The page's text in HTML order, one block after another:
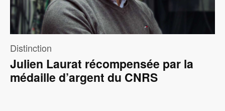
Distinction
Julien Laurat récompensée par la
médaille d’argent du CNRS